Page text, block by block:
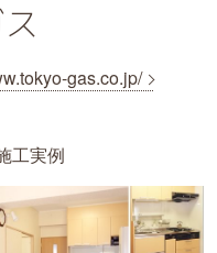
gas.co.jp/
工実例